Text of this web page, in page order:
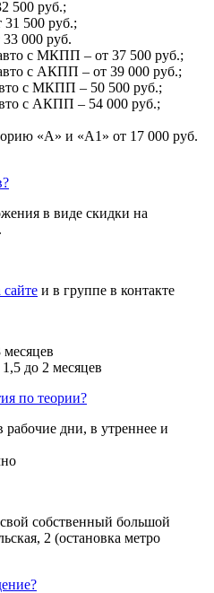
500 руб.;
500 руб.;
000 руб.
с МКПП – от 37 500 руб.;
с АКПП – от 39 000 руб.;
с МКПП – 50 500 руб.;
с АКПП – 54 000 руб.;
«A» и «A1» от 17 000 руб.
в виде скидки на
сайте и в группе в контакте
до 2 месяцев
по теории?
рабочие дни, в утреннее и
собственный большой
2 (остановка метро